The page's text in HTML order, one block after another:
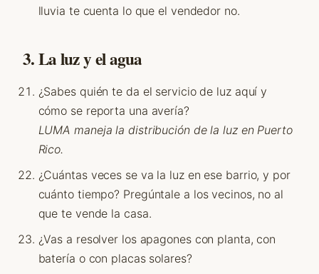
lluvia te cuenta lo que el vendedor no.
3. La luz y el agua
¿Sabes quién te da el servicio de luz aquí y
cómo se reporta una avería?
LUMA maneja la distribución de la luz en Puerto
Rico.
¿Cuántas veces se va la luz en ese barrio, y por
cuánto tiempo? Pregúntale a los vecinos, no al
que te vende la casa.
¿Vas a resolver los apagones con planta, con
batería o con placas solares?